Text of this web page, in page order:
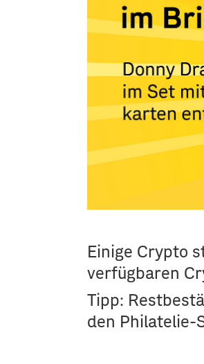
Einige Crypto
verfügbaren
Tipp:
den Philatelie-